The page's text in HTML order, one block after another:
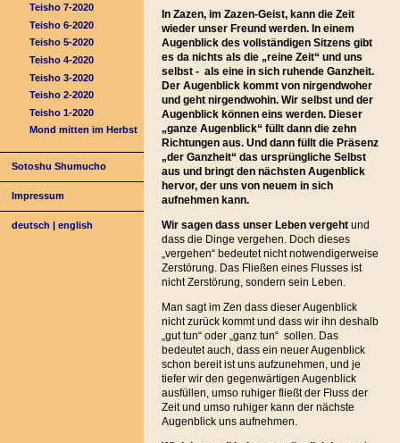
Teisho 7-2020
Teisho 6-2020
Teisho 5-2020
Teisho 4-2020
Teisho 3-2020
Teisho 2-2020
Teisho 1-2020
Mond mitten im Herbst
Sotoshu Shumucho
Impressum
deutsch |english
In Zazen, im Zazen-Geist, kann die Zeit
wieder unser Freund werden. In einem
Augenblick des vollständigen Sitzens gibt
es da nichts als die „reine Zeit“ und uns
selbst - als eine in sich ruhende Ganzheit.
Der Augenblick kommt von nirgendwoher
und geht nirgendwohin. Wir selbst und der
Augenblick können eins werden. Dieser
„ganze Augenblick“ füllt dann die zehn
Richtungen aus. Und dann füllt die Präsenz
„der Ganzheit“ das ursprüngliche Selbst
aus und bringt den nächsten Augenblick
hervor, der uns von neuem in sich
aufnehmen kann.
Wir sagen dass unser Leben vergehtund
dass die Dinge vergehen. Doch dieses
„vergehen“ bedeutet nicht notwendigerweise
Zerstörung. Das Fließen eines Flusses ist
nicht Zerstörung, sondern sein Leben.
Man sagt im Zen dass dieser Augenblick
nicht zurück kommt und dass wir ihn deshalb
„gut tun“ oder „ganz tun“ sollen. Das
bedeutet auch, dass ein neuer Augenblick
schon bereit ist uns aufzunehmen, und je
tiefer wir den gegenwärtigen Augenblick
ausfüllen, umso ruhiger fließt der Fluss der
Zeit und umso ruhiger kann der nächste
Augenblick uns aufnehmen.